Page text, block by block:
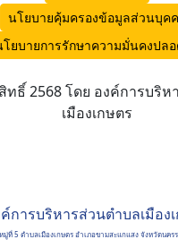
นโยบายคุ้มครองข้อมูลส่วนบุค
ยบายการรักษาความมั่นคงปล
ทธิ์ 2568 โดย องค์การบริห
เมืองเกษตร
การบริหารส่วนตำบลเมือง
มู่ที่ 5 ตำบลเมืองเกษตร อำเภอขามสะแกแสง จังหวัดนค